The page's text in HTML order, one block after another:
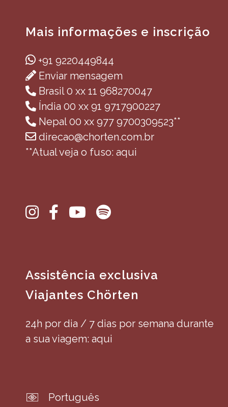
Mais informações e inscrição
+91 9220449844
Enviar mensagem
Brasil 0 xx 11 968270047
Índia 00 xx 91 9717900227
Nepal 00 xx 977 9700309523**
direcao@chorten.com.br
**Atual veja o fuso: aqui
Assistência exclusiva
Viajantes Chörten
24h por dia / 7 dias por semana durante
a sua viagem: aqui
Português